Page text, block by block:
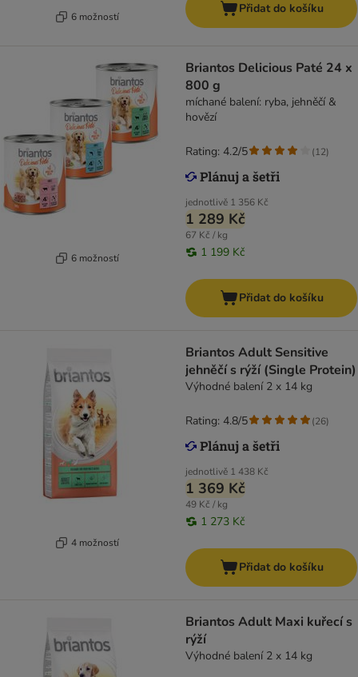
6 možností
Přidat do košíku
6 možností
Briantos Delicious Paté 24 x
800 g
míchané balení: ryba, jehněčí &
hovězí
jednotlivě 1 356 Kč
1 289 Kč
67 Kč / kg
1 199 Kč
Rating: 4.2/5 (12)
Přidat do košíku
4 možností
Briantos Adult Sensitive
jehněčí s rýží (Single Protein)
Výhodné balení 2 x 14 kg
jednotlivě 1 438 Kč
1 369 Kč
49 Kč / kg
1 273 Kč
Rating: 4.8/5 (26)
Přidat do košíku
Briantos Adult Maxi kuřecí s
rýží
Výhodné balení 2 x 14 kg